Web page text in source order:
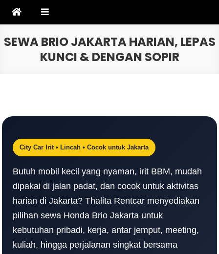
SEWA BRIO JAKARTA HARIAN, LEPAS
KUNCI & DENGAN SOPIR
City Car Irit • Lincah • Cocok untuk Jakarta
Butuh mobil kecil yang nyaman, irit BBM, mudah
dipakai di jalan padat, dan cocok untuk aktivitas
harian di Jakarta? Thalita Rentcar menyediakan
pilihan sewa Honda Brio Jakarta untuk
kebutuhan pribadi, kerja, antar jemput, meeting,
kuliah, hingga perjalanan singkat bersama